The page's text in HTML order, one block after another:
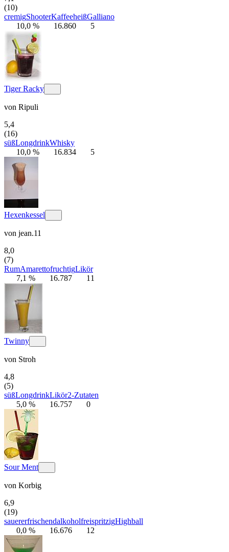
(10)
cremigShooterKaffeeheißGalliano
10,0 %
16.860 5
Tiger Racky
von Ripuli
5,4
(16)
süßLongdrinkWhisky
10,0 %
16.834 5
Hexenkessel
von jean.11
8,0
(7)
RumAmarettofruchtigLikör
7,1 %
16.787 11
Twinny
von Stroh
4,8
(5)
süßLongdrinkLikör2-Zutaten
5,0 %
16.757 0
Sour Ment
von Korbig
6,9
(19)
sauererfrischendalkoholfreispritzigHighball
0,0 %
16.676 12